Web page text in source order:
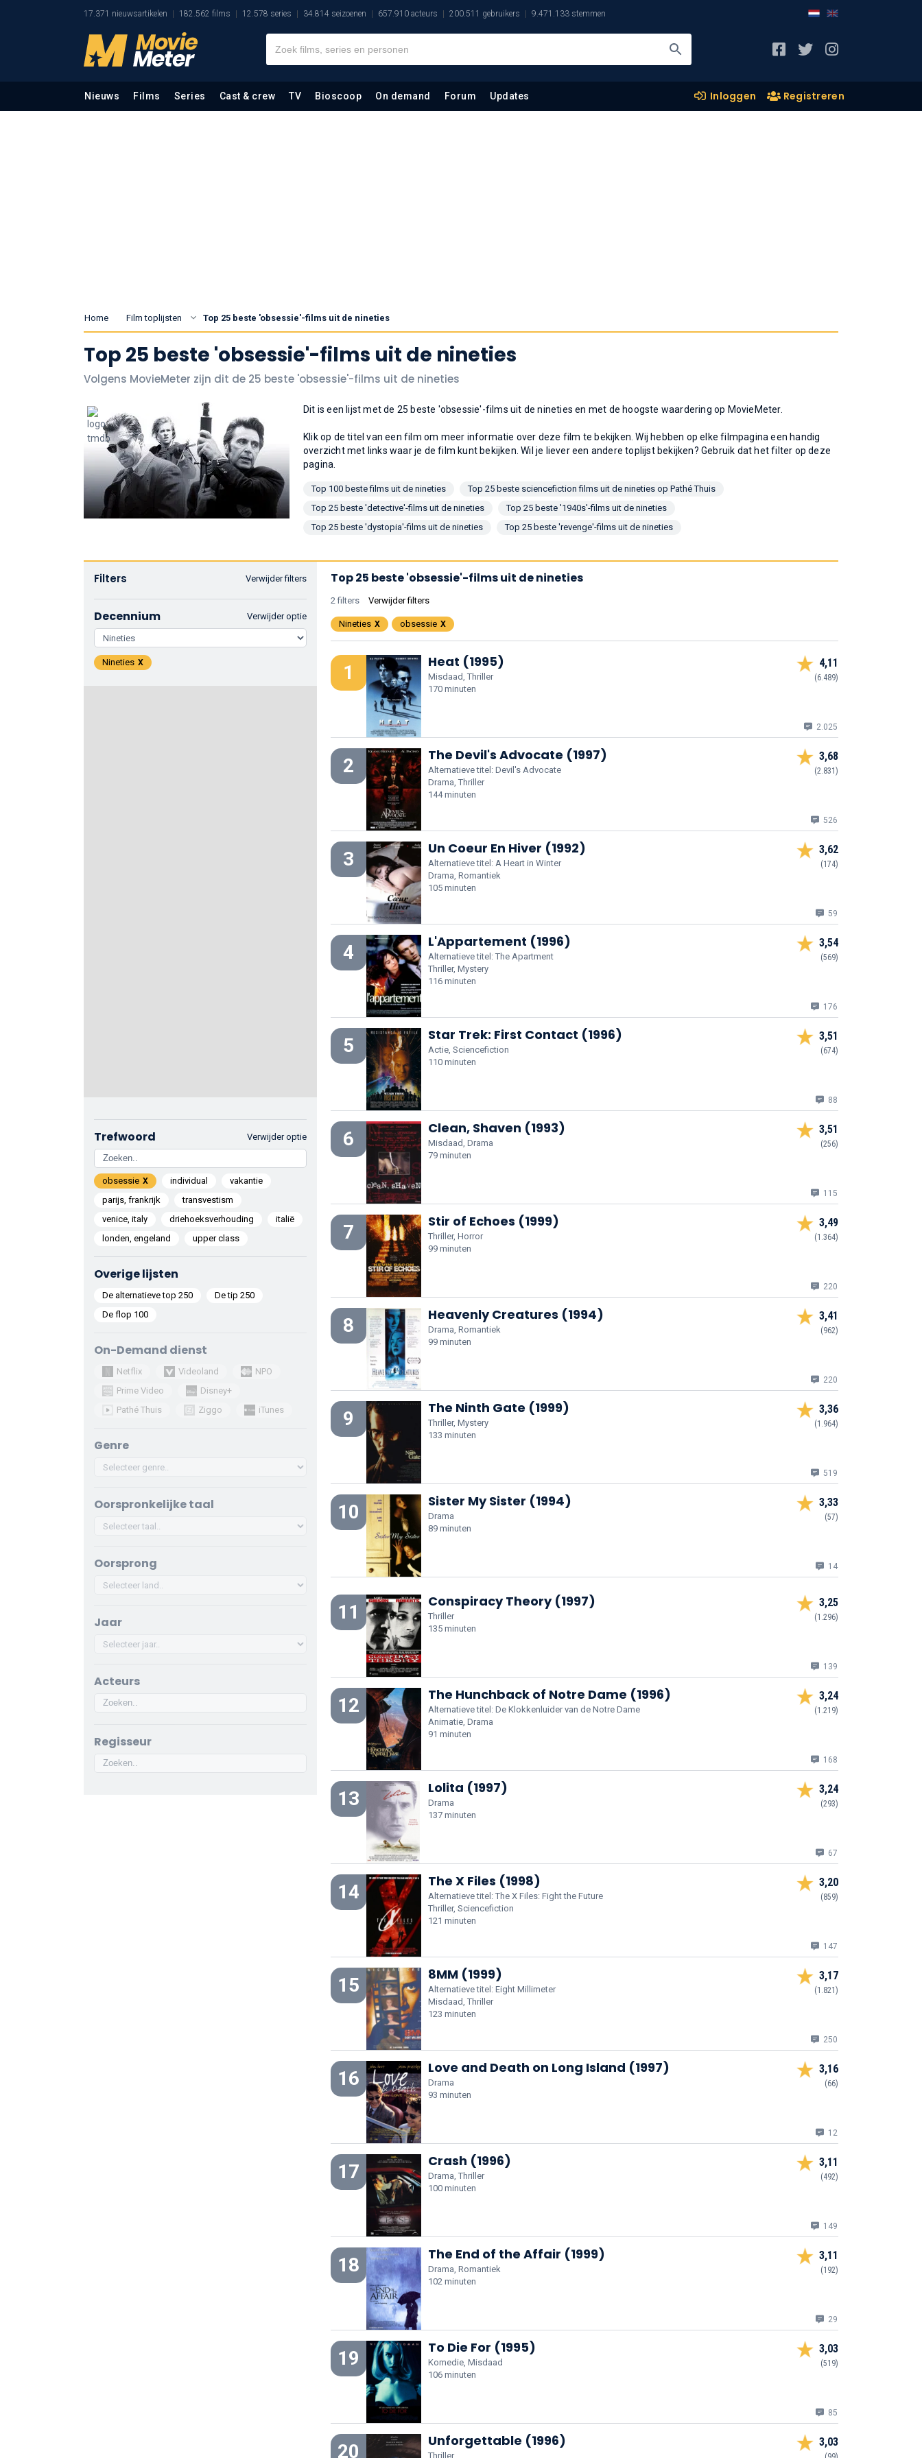
17.371 nieuwsartikelen 182.562 films 12.578 series 34.814 seizoenen 657.910 acteurs 200.511 gebruikers 9.471.133 stemmen
Nieuws Films Series Cast & crew TV Bioscoop On demand Forum Updates Inloggen Registreren
Home Film toplijsten Top 25 beste 'obsessie'-films uit de nineties
Top 25 beste 'obsessie'-films uit de nineties
Volgens MovieMeter zijn dit de 25 beste 'obsessie'-films uit de nineties
Dit is een lijst met de 25 beste 'obsessie'-films uit de nineties en met de hoogste waardering op MovieMeter.
Klik op de titel van een film om meer informatie over deze film te bekijken. Wij hebben op elke filmpagina een handig
overzicht met links waar je de film kunt bekijken. Wil je liever een andere toplijst bekijken? Gebruik dat het filter op deze
pagina.
Top 100 beste films uit de nineties
Top 25 beste sciencefiction films uit de nineties op Pathé Thuis
Top 25 beste 'detective'-films uit de nineties
Top 25 beste '1940s'-films uit de nineties
Top 25 beste 'dystopia'-films uit de nineties
Top 25 beste 'revenge'-films uit de nineties
Verwijder filters
Filters
On-Demand dienst
Netflix Videoland
NPO
Prime Video
Disney+
Pathé Thuis
Ziggo iTunes
Genre
Oorspronkelijke taal
Oorsprong
Jaar
Verwijder optie
Decennium
Nineties
Verwijder optie
Trefwoord
obsessie individual
vakantie
parijs, frankrijk
transvestism
venice, italy
driehoeksverhouding
italië
londen, engeland
upper class
Acteurs
Regisseur
Overige lijsten
De alternatieve top 250
De tip 250
De flop 100
Top 25 beste 'obsessie'-films uit de nineties
2 filters Verwijder filters
Nineties obsessie
1 Heat (1995)
Misdaad, Thriller
170 minuten
4,11
(6.489)
2.025
2 The Devil's Advocate (1997)
Alternatieve titel: Devil's Advocate
Drama, Thriller
144 minuten
3,68
(2.831)
526
3 Un Coeur En Hiver (1992)
Alternatieve titel: A Heart in Winter
Drama, Romantiek
105 minuten
3,62
(174)
59
4 L'Appartement (1996)
Alternatieve titel: The Apartment
Thriller, Mystery
116 minuten
3,54
(569)
176
5 Star Trek: First Contact (1996)
Actie, Sciencefiction
110 minuten
3,51
(674)
88
6 Clean, Shaven (1993)
Misdaad, Drama
79 minuten
3,51
(256)
115
7 Stir of Echoes (1999)
Thriller, Horror
99 minuten
3,49
(1.364)
220
8 Heavenly Creatures (1994)
Drama, Romantiek
99 minuten
3,41
(962)
220
9 The Ninth Gate (1999)
Thriller, Mystery
133 minuten
3,36
(1.964)
519
10 Sister My Sister (1994)
Drama
89 minuten
3,33
(57)
14
11 Conspiracy Theory (1997)
Thriller
135 minuten
3,25
(1.296)
139
12 The Hunchback of Notre Dame (1996)
Alternatieve titel: De Klokkenluider van de Notre Dame
Animatie, Drama
91 minuten
3,24
(1.219)
168
13 Lolita (1997)
Drama
137 minuten
3,24
(293)
67
14 The X Files (1998)
Alternatieve titel: The X Files: Fight the Future
Thriller, Sciencefiction
121 minuten
3,20
(859)
147
15 8MM (1999)
Alternatieve titel: Eight Millimeter
Misdaad, Thriller
123 minuten
3,17
(1.821)
250
16 Love and Death on Long Island (1997)
Drama
93 minuten
3,16
(66)
12
17 Crash (1996)
Drama, Thriller
100 minuten
3,11
(492)
149
18 The End of the Affair (1999)
Drama, Romantiek
102 minuten
3,11
(192)
29
19 To Die For (1995)
Komedie, Misdaad
106 minuten
3,03
(519)
85
20 Unforgettable (1996)
Thriller
3,03